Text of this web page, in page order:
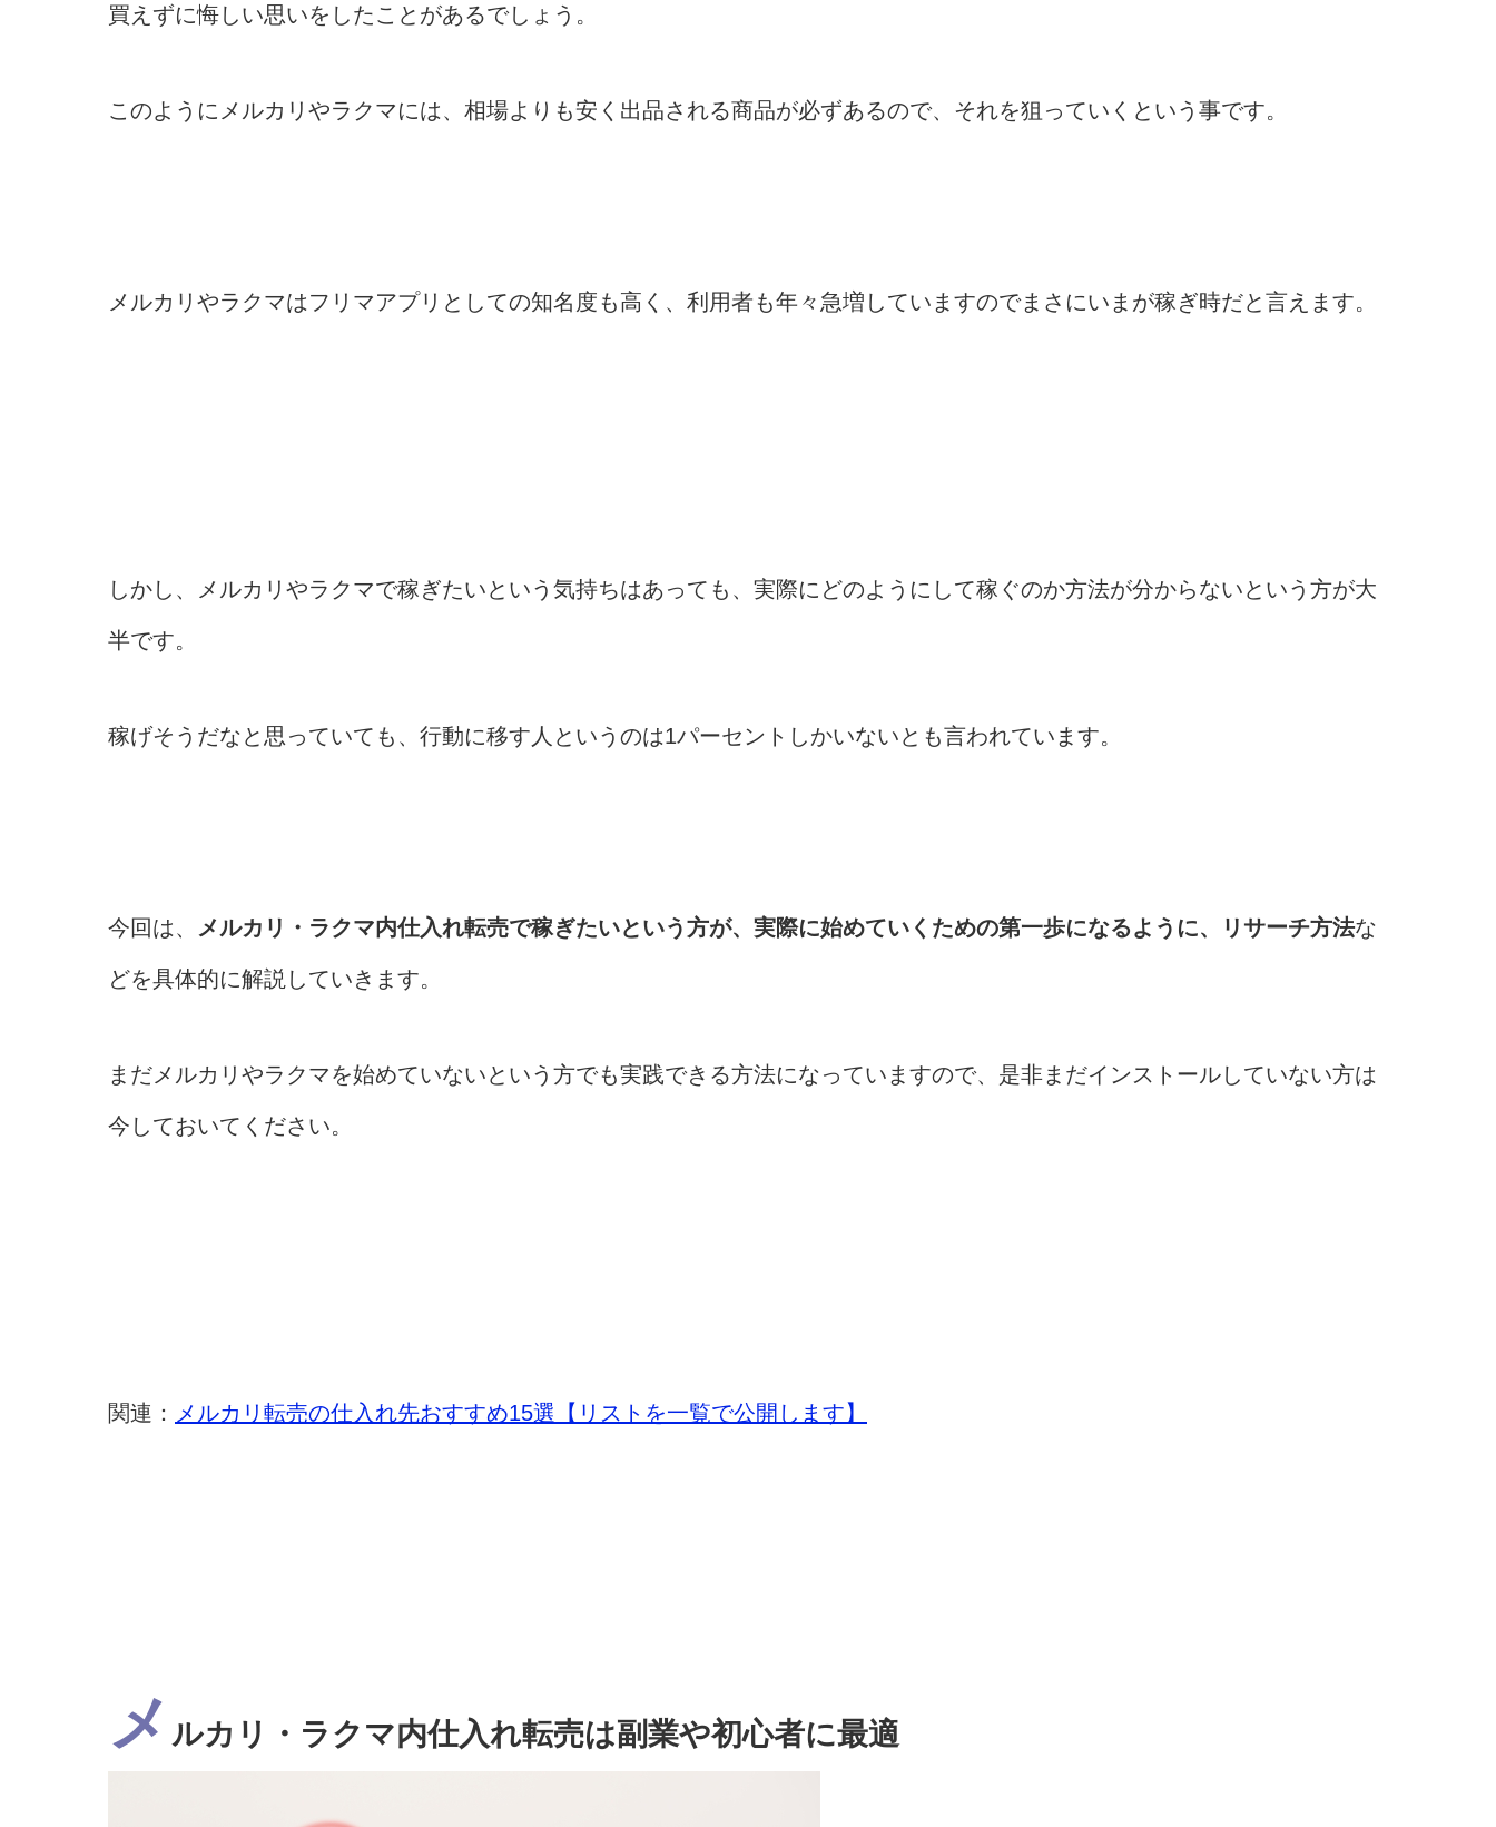
買えずに悔しい思いをしたことがあるでしょう。
このようにメルカリやラクマには、相場よりも安く出品される商品が必ずあるので、それを狙っていくという事です。
メルカリやラクマはフリマアプリとしての知名度も高く、利用者も年々急増していますのでまさにいまが稼ぎ時だと言えます。
しかし、メルカリやラクマで稼ぎたいという気持ちはあっても、実際にどのようにして稼ぐのか方法が分からないという方が大
半です。
稼げそうだなと思っていても、行動に移す人というのは1パーセントしかいないとも言われています。
今回は、 メルカリ・ラクマ内仕入れ転売で稼ぎたいという方が、実際に始めていくための第一歩になるように、リサーチ方法な
どを具体的に解説していきます。
まだメルカリやラクマを始めていないという方でも実践できる方法になっていますので、是非まだインストールしていない方は
今しておいてください。
関連： メルカリ転売の仕入れ先おすすめ15選【リストを一覧で公開します】
メ ルカリ・ラクマ内仕入れ転売は副業や初心者に最適